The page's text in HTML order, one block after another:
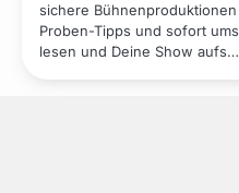
sichere
Proben-Tipps und sofort
lesen und Deine Show aufs…